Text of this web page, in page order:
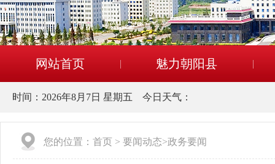
网站首页 魅力朝阳县
时间： 2026年8月7日 星期五 今日天气：
您的位置： 首页 > 要闻动态>政务要闻